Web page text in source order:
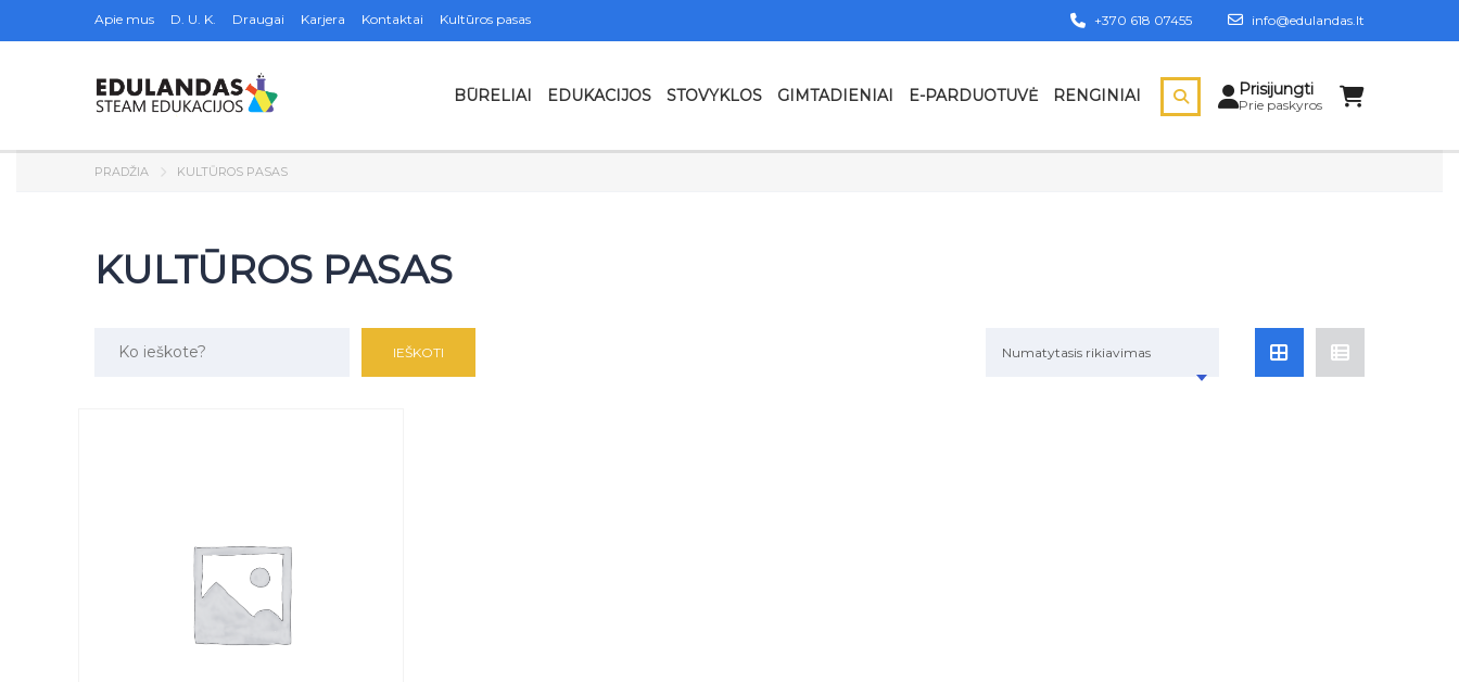
Apie mus D. U. K. Draugai Karjera Kontaktai Kultūros pasas info@edulandas.lt
+370 618 07455
Prisijungti
Prie paskyros
BŪRELIAI EDUKACIJOS STOVYKLOS GIMTADIENIAI E-PARDUOTUVĖ RENGINIAI
PRADŽIA KULTŪROS PASAS
KULTŪROS PASAS
Numatytasis rikiavimas